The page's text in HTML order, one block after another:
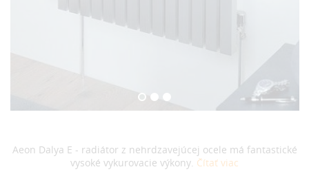
Aeon Dalya E - radiátor z nehrdzavejúcej ocele má fantastické
vysoké vykurovacie výkony. Čítať viac